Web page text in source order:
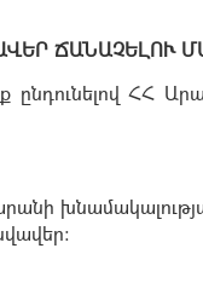
ՃԱՆԱՉԵԼՈՒ
ընդունելով ՀՀ